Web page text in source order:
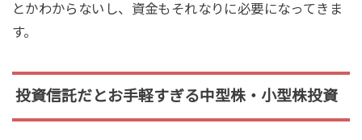
とかわからないし、資金もそれなりに必要になってきま
す。
投資信託だとお手軽すぎる中型株・小型株投資